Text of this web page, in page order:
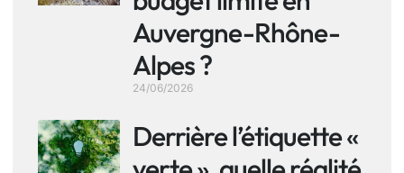
Auvergne-Rhône-
Alpes ?
24/06/2026
Derrière l’étiquette «